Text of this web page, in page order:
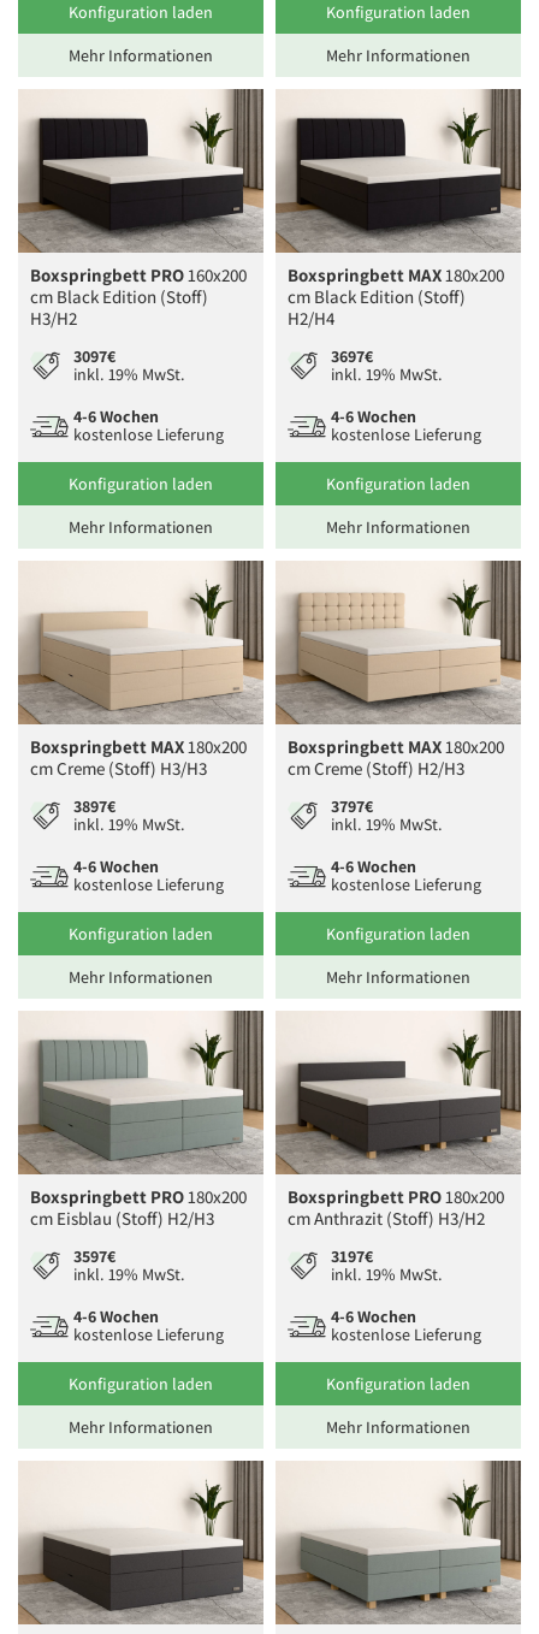
Konfiguration laden
Mehr Informationen
Konfiguration laden
Mehr Informationen
Boxspringbett PRO160x200
cm Black Edition (Stoff)
H3/H2
3097€
inkl. 19% MwSt.
4-6 Wochen
kostenlose Lieferung
Konfiguration laden
Mehr Informationen
Boxspringbett MAX180x200
cm Black Edition (Stoff)
H2/H4
3697€
inkl. 19% MwSt.
4-6 Wochen
kostenlose Lieferung
Konfiguration laden
Mehr Informationen
Boxspringbett MAX180x200
cm Creme (Stoff) H3/H3
3897€
inkl. 19% MwSt.
4-6 Wochen
kostenlose Lieferung
Konfiguration laden
Mehr Informationen
Boxspringbett MAX180x200
cm Creme (Stoff) H2/H3
3797€
inkl. 19% MwSt.
4-6 Wochen
kostenlose Lieferung
Konfiguration laden
Mehr Informationen
Boxspringbett PRO180x200
cm Eisblau (Stoff) H2/H3
3597€
inkl. 19% MwSt.
4-6 Wochen
kostenlose Lieferung
Konfiguration laden
Mehr Informationen
Boxspringbett PRO180x200
cm Anthrazit (Stoff) H3/H2
3197€
inkl. 19% MwSt.
4-6 Wochen
kostenlose Lieferung
Konfiguration laden
Mehr Informationen